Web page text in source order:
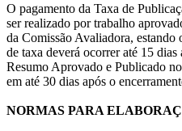
O pagamento da Taxa de
ser realizado por trabalho
da Comissão Avaliadora, estando
de taxa deverá ocorrer até 15
Resumo Aprovado e Publicado
em até 30 dias após o
NORMAS PARA